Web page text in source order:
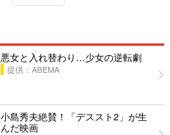
悪女と入れ替わり…少女の逆転劇
提供：ABEMA
小島秀夫絶賛！「デススト2」が生
んだ映画